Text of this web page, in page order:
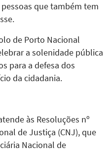
que também tem
de Porto Nacional
a solenidade pública
para a defesa dos
da cidadania.
às Resoluções nº
de Justiça (CNJ), que
Nacional de